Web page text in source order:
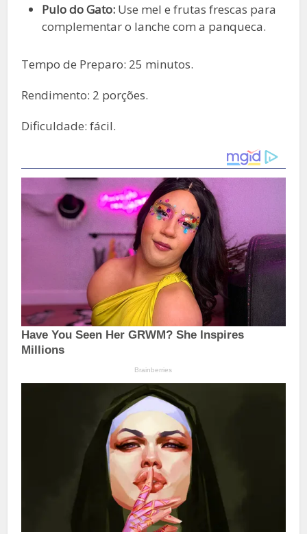
Pulo do Gato: Use mel e frutas frescas para
complementar o lanche com a panqueca.
Tempo de Preparo: 25 minutos.
Rendimento: 2 porções.
Dificuldade: fácil.